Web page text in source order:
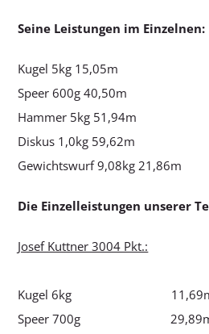
Seine Leistungen im Einzelnen:
Kugel 5kg 15,05m
Speer 600g 40,50m
Hammer 5kg 51,94m
Diskus 1,0kg 59,62m
Gewichtswurf 9,08kg 21,86m
Die Einzelleistungen unserer
Josef Kuttner 3004 Pkt.:
Kugel 6kg
Speer 700g